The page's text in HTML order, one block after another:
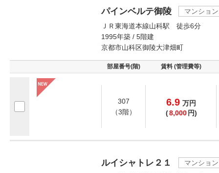
パインベルテ御陵
マンション
ＪＲ東海道本線山科駅 徒歩6分
1995年築 / 5階建
京都市山科区御陵大津畑町
部屋番号(階) 賃料 (管理費等)
307
（3階）
6.9 万円
(8,000 円)
ルイシャトレ２１
マンション